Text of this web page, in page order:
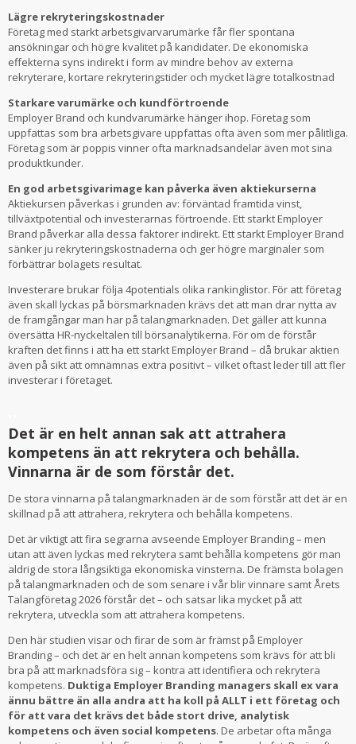
Lägre rekryteringskostnader
Företag med starkt arbetsgivarvarumärke får fler spontana
ansökningar och högre kvalitet på kandidater. De ekonomiska
effekterna syns indirekt i form av mindre behov av externa
rekryterare, kortare rekryteringstider och mycket lägre totalkostnad
Starkare varumärke och kundförtroende
Employer Brand och kundvarumärke hänger ihop. Företag som
uppfattas som bra arbetsgivare uppfattas ofta även som mer pålitliga.
Företag som är poppis vinner ofta marknadsandelar även mot sina
produktkunder.
En god arbetsgivarimage kan påverka även aktiekurserna
Aktiekursen påverkas i grunden av: förväntad framtida vinst,
tillväxtpotential och investerarnas förtroende. Ett starkt Employer
Brand påverkar alla dessa faktorer indirekt. Ett starkt Employer Brand
sänker ju rekryteringskostnaderna och ger högre marginaler som
förbättrar bolagets resultat.
Investerare brukar följa 4potentials olika rankinglistor. För att företag
även skall lyckas på börsmarknaden krävs det att man drar nytta av
de framgångar man har på talangmarknaden. Det gäller att kunna
översätta HR-nyckeltalen till börsanalytikerna. För om de förstår
kraften det finns i att ha ett starkt Employer Brand – då brukar aktien
även på sikt att omnämnas extra positivt – vilket oftast leder till att fler
investerar i företaget.
Det är en helt annan sak att attrahera
kompetens än att rekrytera och behålla.
Vinnarna är de som förstår det.
De stora vinnarna på talangmarknaden är de som förstår att det är en
skillnad på att attrahera, rekrytera och behålla kompetens.
Det är viktigt att fira segrarna avseende Employer Branding – men
utan att även lyckas med rekrytera samt behålla kompetens gör man
aldrig de stora långsiktiga ekonomiska vinsterna. De främsta bolagen
på talangmarknaden och de som senare i vår blir vinnare samt Årets
Talangföretag 2026 förstår det – och satsar lika mycket på att
rekrytera, utveckla som att attrahera kompetens.
Den här studien visar och firar de som är främst på Employer
Branding – och det är en helt annan kompetens som krävs för att bli
bra på att marknadsföra sig – kontra att identifiera och rekrytera
kompetens. Duktiga Employer Branding managers skall ex vara
ännu bättre än alla andra att ha koll på ALLT i ett företag och
för att vara det krävs det både stort drive, analytisk
kompetens och även social kompetens. De arbetar ofta många